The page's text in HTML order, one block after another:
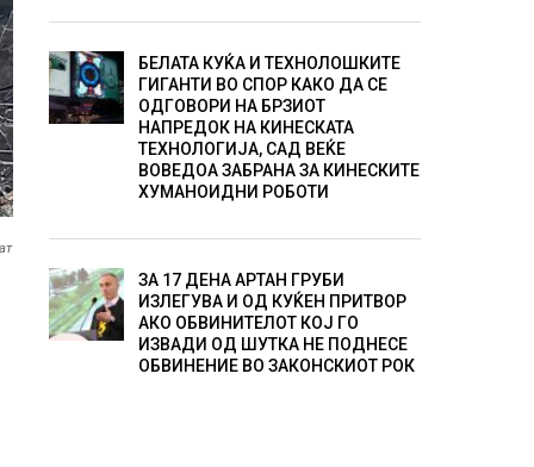
БЕЛАТА КУЌА И ТЕХНОЛОШКИТЕ
ГИГАНТИ ВО СПОР КАКО ДА СЕ
ОДГОВОРИ НА БРЗИОТ
НАПРЕДОК НА КИНЕСКАТА
ТЕХНОЛОГИЈА, САД ВЕЌЕ
ВОВЕДОА ЗАБРАНА ЗА КИНЕСКИТЕ
ХУМАНОИДНИ РОБОТИ
ЗА 17 ДЕНА АРТАН ГРУБИ
ИЗЛЕГУВА И ОД КУЌЕН ПРИТВОР
АКО ОБВИНИТЕЛОТ КОЈ ГО
ИЗВАДИ ОД ШУТКА НЕ ПОДНЕСЕ
ОБВИНЕНИЕ ВО ЗАКОНСКИОТ РОК